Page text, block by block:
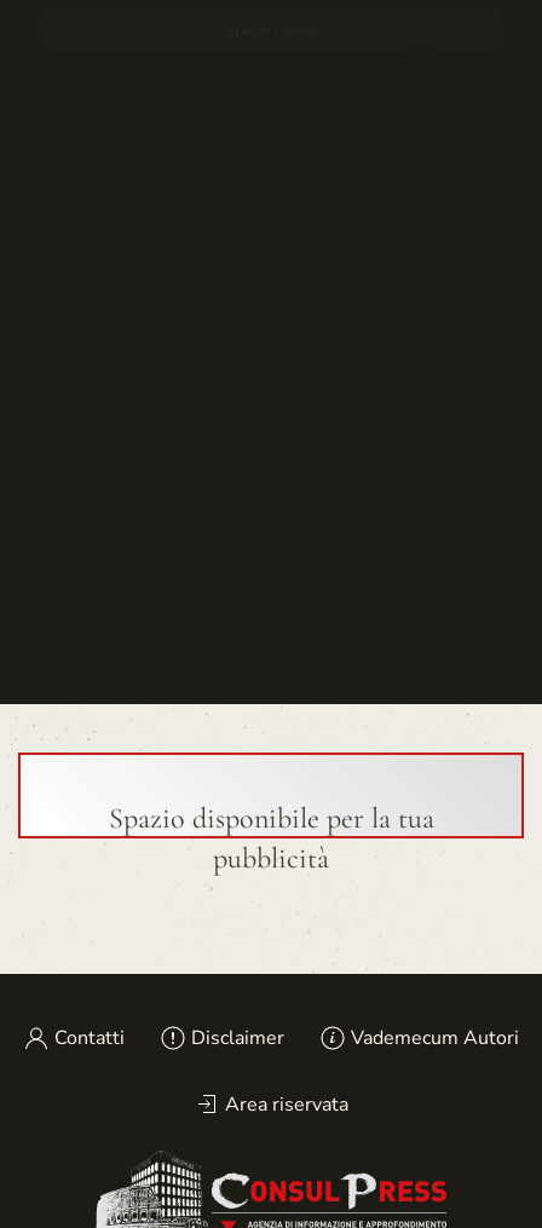
Spazio disponibile per la tua
pubblicità
Contatti Disclaimer Vademecum Autori
Area riservata